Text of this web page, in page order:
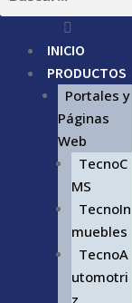
INICIO
PRODUCTOS
Portales y
Páginas
Web
TecnoC
MS
TecnoIn
muebles
TecnoA
utomotri